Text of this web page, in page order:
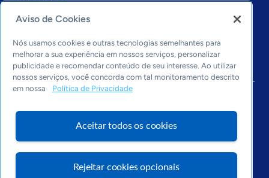
Economia & Política
Cultura empreendedora
Dados
Arquivo
Aviso de Cookies
Nós usamos cookies e outras tecnologias semelhantes para
melhorar a sua experiência em nossos serviços, personalizar
publicidade e recomendar conteúdo de seu interesse. Ao utilizar
nossos serviços, você concorda com tal monitoramento descrito
em nossa
Política de Privacidade
Aceitar todos os cookies
Rejeitar cookies opcionais